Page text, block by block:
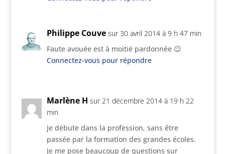
Philippe Couve sur 30 avril 2014 à 9 h 47 min
Faute avouée est à moitié pardonnée 😉
Connectez-vous pour répondre
Marlène H sur 21 décembre 2014 à 19 h 22
min
Je débute dans la profession, sans être
passée par la formation des grandes écoles.
Je me pose beaucoup de questions sur